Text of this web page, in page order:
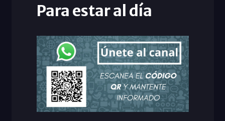
Para estar al día